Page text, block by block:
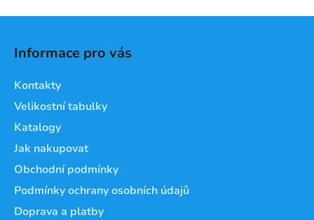
Informace pro vás
Kontakty
Velikostní tabulky
Katalogy
Jak nakupovat
Obchodní podmínky
Podmínky ochrany osobních údajů
Doprava a platby